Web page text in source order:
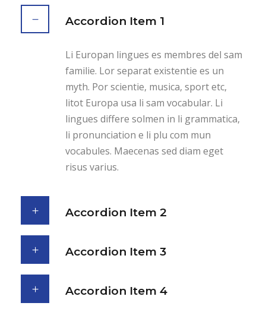
Accordion Item 1
Li Europan lingues es membres del sam
familie. Lor separat existentie es un
myth. Por scientie, musica, sport etc,
litot Europa usa li sam vocabular. Li
lingues differe solmen in li grammatica,
li pronunciation e li plu com mun
vocabules. Maecenas sed diam eget
risus varius.
Accordion Item 2
Accordion Item 3
Accordion Item 4